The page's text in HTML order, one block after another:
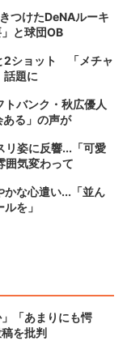
つけたDeNAルーキ
と球団OB
2ショット 「メチャ
話題に
トバンク・秋広優人
る」の声が
リ姿に反響...「可愛
気変わって
かな心遣い...「並ん
を」
「あまりにも愕
を批判